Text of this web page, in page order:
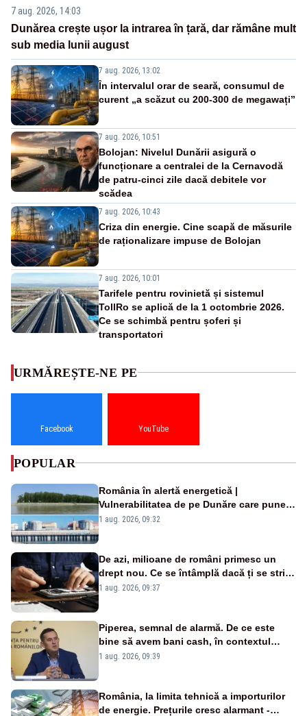
7 aug. 2026, 14:03
Dunărea crește ușor la intrarea în țară, dar rămâne mult
sub media lunii august
7 aug. 2026, 13:02
În intervalul orar de seară, consumul de
curent „a scăzut cu 200-300 de megawați”
7 aug. 2026, 10:51
Bolojan: Nivelul Dunării asigură o
funcționare a centralei de la Cernavodă
de patru-cinci zile dacă debitele vor
scădea
7 aug. 2026, 10:43
Criza din energie. Cine scapă de măsurile
de raționalizare impuse de Bolojan
7 aug. 2026, 10:01
Tarifele pentru rovinietă și sistemul
TollRo se aplică de la 1 octombrie 2026.
Ce se schimbă pentru șoferi și
transportatori
URMĂREȘTE-NE PE
Facebook YouTube
POPULAR
România în alertă energetică |
Vulnerabilitatea de pe Dunăre care pune
în pericol Centrala Cernavodă era
1 aug. 2026, 09:32
De azi, milioane de români primesc un
drept nou. Ce se întâmplă dacă ți se strică
un produs
1 aug. 2026, 09:37
Piperea, semnal de alarmă. De ce este
bine să avem bani cash, în contextul
alertei energetice?
1 aug. 2026, 09:39
România, la limita tehnică a importurilor
de energie. Prețurile cresc alarmant -